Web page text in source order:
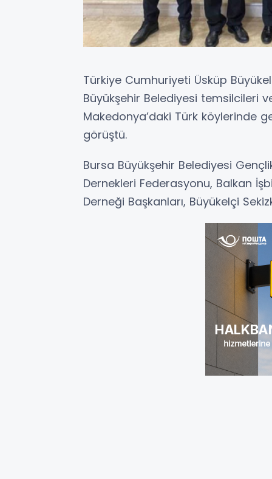
Türkiye Cumhuriyeti Üsküp
Büyükşehir Belediyesi temsilcileri
Makedonya’daki Türk köylerinde
görüştü.
Bursa Büyükşehir Belediyesi
Dernekleri Federasyonu, Balkan
Derneği Başkanları, Büyükelçi